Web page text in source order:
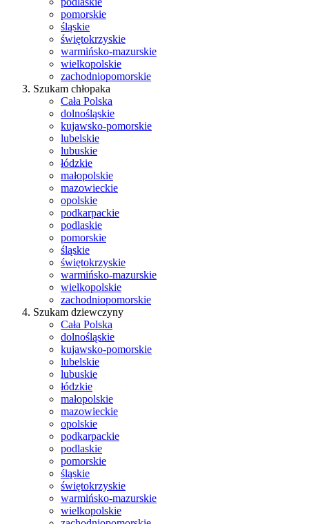
pomorskie
śląskie
świętokrzyskie
warmińsko-mazurskie
wielkopolskie
zachodniopomorskie
Szukam chłopaka
Cała Polska
dolnośląskie
kujawsko-pomorskie
lubelskie
lubuskie
łódzkie
małopolskie
mazowieckie
opolskie
podkarpackie
podlaskie
pomorskie
śląskie
świętokrzyskie
warmińsko-mazurskie
wielkopolskie
zachodniopomorskie
Szukam dziewczyny
Cała Polska
dolnośląskie
kujawsko-pomorskie
lubelskie
lubuskie
łódzkie
małopolskie
mazowieckie
opolskie
podkarpackie
podlaskie
pomorskie
śląskie
świętokrzyskie
warmińsko-mazurskie
wielkopolskie